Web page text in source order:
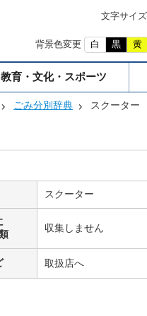
文字サイズ
背景色変更 白 黒 黄
教育・文化・スポーツ
ごみ分別辞典 スクーター
スクーター
収集しません
取扱店へ